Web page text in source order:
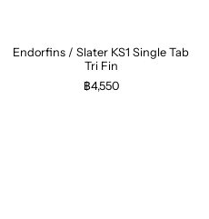
Endorfins / Slater KS1 Single Tab
Tri Fin
฿4,550